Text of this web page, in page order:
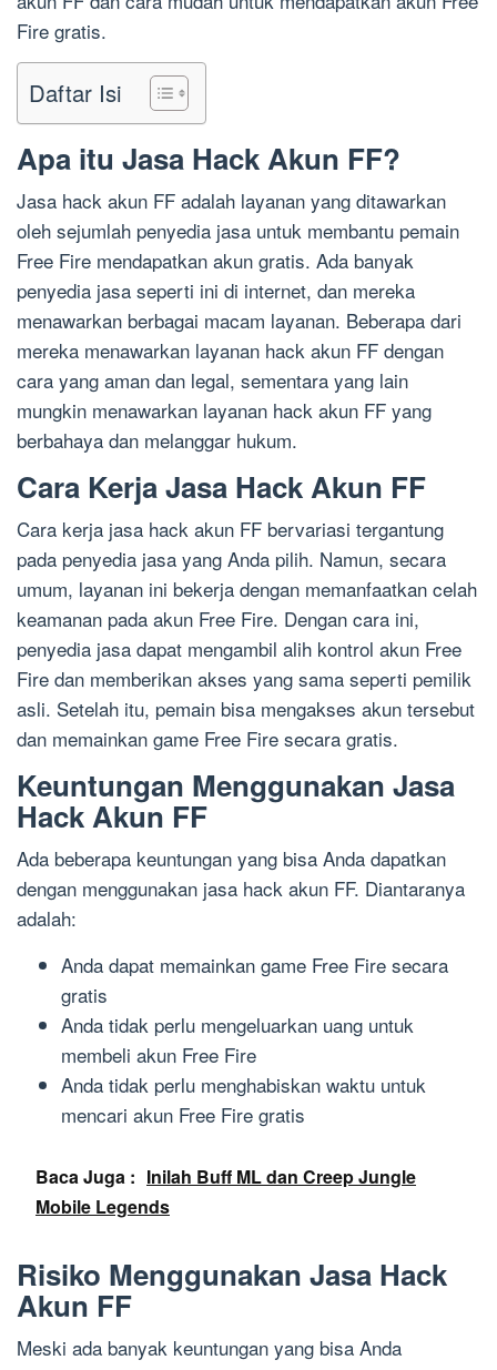
Fire gratis.
Daftar Isi
Apa itu Jasa Hack Akun FF?
Jasa hack akun FF adalah layanan yang ditawarkan
oleh sejumlah penyedia jasa untuk membantu pemain
Free Fire mendapatkan akun gratis. Ada banyak
penyedia jasa seperti ini di internet, dan mereka
menawarkan berbagai macam layanan. Beberapa dari
mereka menawarkan layanan hack akun FF dengan
cara yang aman dan legal, sementara yang lain
mungkin menawarkan layanan hack akun FF yang
berbahaya dan melanggar hukum.
Cara Kerja Jasa Hack Akun FF
Cara kerja jasa hack akun FF bervariasi tergantung
pada penyedia jasa yang Anda pilih. Namun, secara
umum, layanan ini bekerja dengan memanfaatkan celah
keamanan pada akun Free Fire. Dengan cara ini,
penyedia jasa dapat mengambil alih kontrol akun Free
Fire dan memberikan akses yang sama seperti pemilik
asli. Setelah itu, pemain bisa mengakses akun tersebut
dan memainkan game Free Fire secara gratis.
Keuntungan Menggunakan Jasa
Hack Akun FF
Ada beberapa keuntungan yang bisa Anda dapatkan
dengan menggunakan jasa hack akun FF. Diantaranya
adalah:
Anda dapat memainkan game Free Fire secara
gratis
Anda tidak perlu mengeluarkan uang untuk
membeli akun Free Fire
Anda tidak perlu menghabiskan waktu untuk
mencari akun Free Fire gratis
Baca Juga : Inilah Buff ML dan Creep Jungle
Mobile Legends
Risiko Menggunakan Jasa Hack
Akun FF
Meski ada banyak keuntungan yang bisa Anda